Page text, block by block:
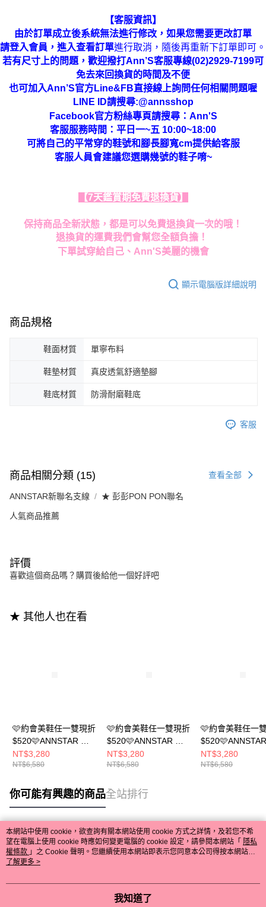
【客服資訊】
由於訂單成立後系統無法進行修改，如果您需要更改訂單
請登入會員，進入查看訂單進行取消，隨後再重新下訂單即可。
若有尺寸上的問題，歡迎撥打Ann’S客服專線(02)2929-7199可
免去來回換貨的時間及不便
也可加入Ann’S官方Line&FB直接線上詢問任何相關問題喔
LINE ID請搜尋:@annsshop
Facebook官方粉絲專頁請搜尋：Ann'S
客服服務時間：平日一~五 10:00~18:00
可將自己的平常穿的鞋號和腳長腳寬cm提供給客服
客服人員會建議您選購幾號的鞋子唷~
【7天鑑賞期免費退換貨】
保持商品全新狀態，都是可以免費退換貨一次的哦！
退換貨的運費我們會幫您全額負擔！
下單試穿給自己、Ann'S美麗的機會
顯示電腦版詳細說明
商品規格
鞋面材質 單寧布料
鞋墊材質 真皮透氣舒適墊腳
鞋底材質 防滑耐磨鞋底
客服
商品相關分類 (15) 查看全部
ANNSTAR新聯名支線 ★ 彭彭PON PON聯名
人氣商品推薦
評價
喜歡這個商品嗎？購買後給他一個好評吧
★ 其他人也在看
🩷約會美鞋任一雙現折
$520🩷ANNSTAR 彭
彭PON聯名-時髦腿精
必備歐美皺摺靴6cm-
NT$3,280
NT$6,580
🩷約會美鞋任一雙現折
$520🩷ANNSTAR 彭
彭PON聯名-時髦腿精
必備歐美皺摺靴6cm-
NT$3,280
NT$6,580
🩷約會美鞋任一
彭PON聯名-時髦
必備歐美皺摺靴
NT$3,280
NT$6,580
你可能有興趣的商品全站排行
熱門標籤
本網站中使用 cookie，欲查詢有關本網站使用 cookie 方式之詳情，及若您不希
望在電腦上使用 cookie 時應如何變更電腦的 cookie 設定，請參閱本網站「 隱私
權條款 」之 Cookie 聲明。您繼續使用本網站即表示您同意本公司得按本網站使
用條款之 Cookie 聲明使用 cookie。
了解更多 >
我知道了